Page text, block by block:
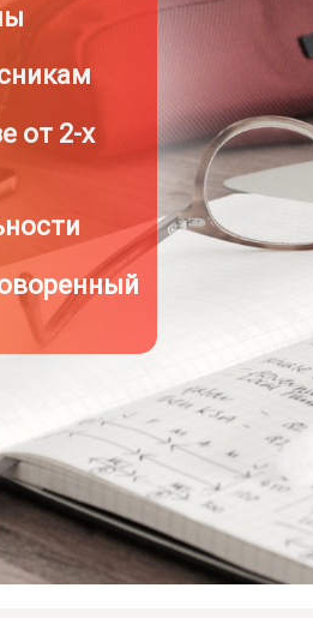
от 2-х